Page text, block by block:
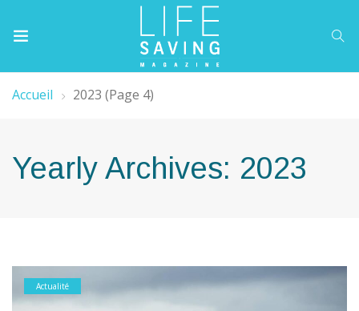
Accueil 2023 (Page 4)
Yearly Archives: 2023
Actualité